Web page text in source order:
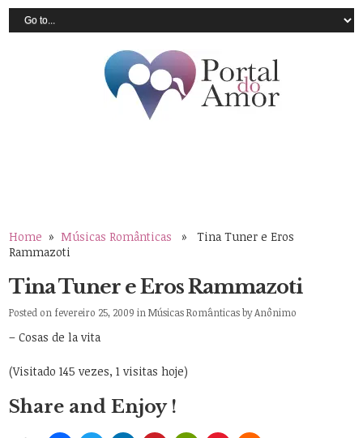
Home » Músicas Românticas » Tina Tuner e Eros
Rammazoti
Tina Tuner e Eros Rammazoti
Posted on fevereiro 25, 2009 inMúsicas RomânticasbyAnônimo
– Cosas de la vita
(Visitado 145 vezes, 1 visitas hoje)
Share and Enjoy !